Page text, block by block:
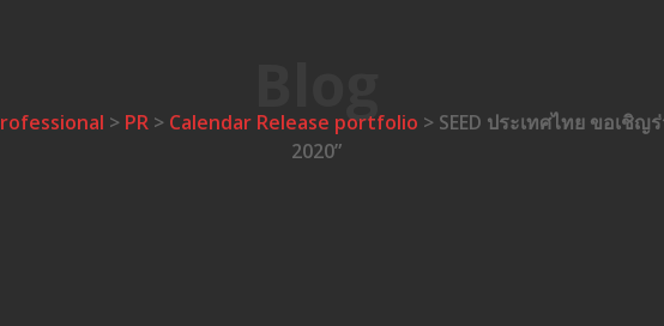
> PR > Calendar Release portfolio > SEED ประเทศไทย ขอเชิ
2020”